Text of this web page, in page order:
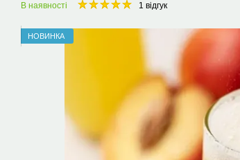
В наявності 1 відгук
НОВИНКА